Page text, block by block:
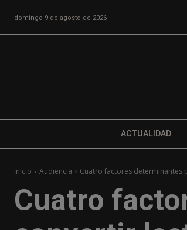
domingo 9 de agosto de 2026
ACTUALIDAD
Inicio Audiencia Cuatro factores determinantes
Cuatro